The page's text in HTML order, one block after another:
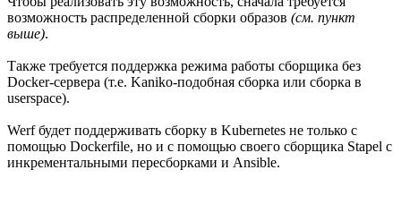
возможность распределенной сборки образов (см. пункт
выше).
Также требуется поддержка режима работы сборщика без
Docker-сервера (т.е. Kaniko-подобная сборка или сборка в
userspace).
Werf будет поддерживать сборку в Kubernetes не только с
помощью Dockerfile, но и с помощью своего сборщика Stapel с
инкрементальными пересборками и Ansible.